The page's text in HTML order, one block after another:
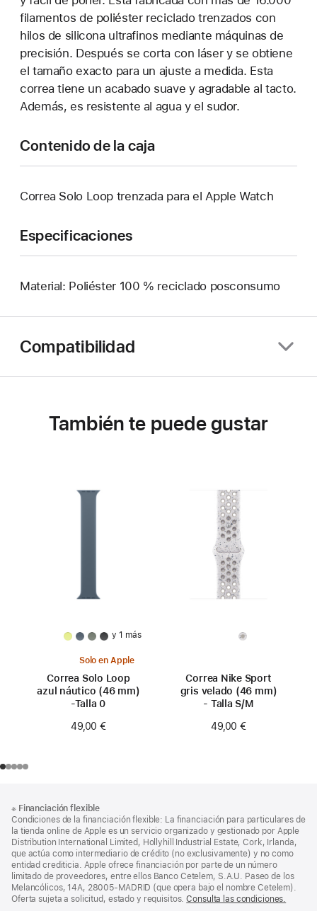
filamentos de poliéster reciclado trenzados con
hilos de silicona ultrafinos mediante máquinas de
precisión. Después se corta con láser y se obtiene
el tamaño exacto para un ajuste a medida. Esta
correa tiene un acabado suave y agradable al tacto.
Además, es resistente al agua y el sudor.
Contenido de la caja
Correa Solo Loop trenzada para el Apple Watch
Especificaciones
Material: Poliéster 100 % reciclado posconsumo
Compatibilidad
También te puede gustar
y 1 más
Solo en Apple
Correa Solo Loop
azul náutico (46 mm)
-Talla 0
49,00 €
Correa Nike Sport
gris velado (46 mm)
- Talla S/M
49,00 €
a
pie
de
página
al
pie
※ Financiación flexible
Condiciones de la financiación flexible: La financiación para particulares de
la tienda online de Apple es un servicio organizado y gestionado por Apple
Distribution International Limited, Hollyhill Industrial Estate, Cork, Irlanda,
que actúa como intermediario de crédito (no exclusivamente) y no como
entidad crediticia. Apple ofrece financiación por parte de un número
limitado de proveedores, entre ellos Banco Cetelem, S.A.U. Paseo de los
Melancólicos, 14A, 28005-MADRID (que opera bajo el nombre Cetelem).
Oferta sujeta a solicitud, estado y requisitos.Consulta las condiciones.